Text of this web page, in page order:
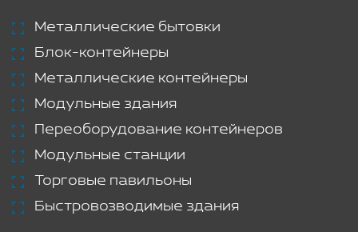
Металлические бытовки
Блок-контейнеры
Металлические контейнеры
Модульные здания
Переоборудование контейнеров
Модульные станции
Торговые павильоны
Быстровозводимые здания